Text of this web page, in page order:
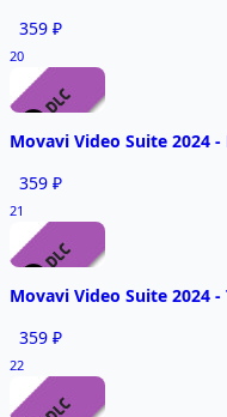
359 ₽
20
Movavi Video Suite 2024
359 ₽
21
Movavi Video Suite 2024
359 ₽
22